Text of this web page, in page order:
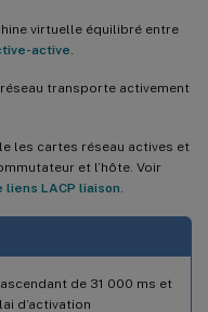
virtuelle équilibré entre
active
transporte activement
les cartes réseau actives et
et l’hôte. Voir
liens LACP liaison
de 31 000 ms et
d’activation